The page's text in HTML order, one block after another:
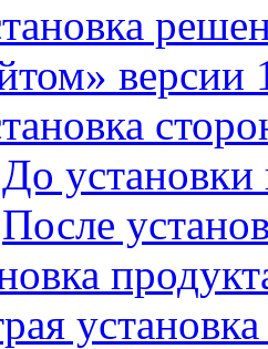
До установки
После